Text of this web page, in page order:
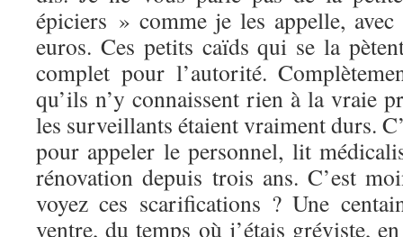
épiciers » comme je les appelle,
euros. Ces petits caïds qui se la
complet pour l’autorité.
qu’ils n’y connaissent rien à la vraie
les surveillants étaient vraiment durs.
pour appeler le personnel, lit
rénovation depuis trois ans. C’est
voyez ces scarifications ? Une
ventre, du temps où j’étais gréviste,